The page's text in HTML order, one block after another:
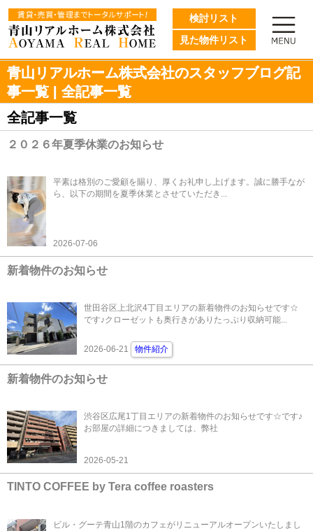
検討リスト
見た物件リスト
青山リアルホーム株式会社のスタッフブログ記
事一覧 | 全記事一覧
全記事一覧
２０２６年夏季休業のお知らせ
平素は格別のご愛顧を賜り、厚くお礼申し上げます。誠に勝手なが
ら、以下の期間を夏季休業とさせていただき...
2026-07-06
新着物件のお知らせ
世田谷区上北沢4丁目エリアの新着物件のお知らせです☆
です♪クローゼットも奥行きがありたっぷり収納可能...
2026-06-21 物件紹介
新着物件のお知らせ
渋谷区広尾1丁目エリアの新着物件のお知らせです☆です♪
お部屋の詳細につきましては、弊社
2026-05-21
TINTO COFFEE by Tera coffee roasters
ビル・グーテ青山1階のカフェがリニューアルオープンいたしまし